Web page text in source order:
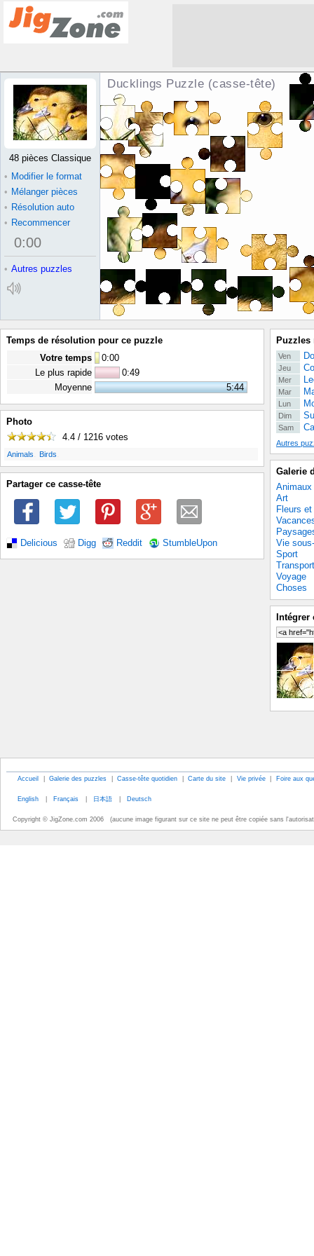
Ducklings Puzzle (casse-tête)
48 pièces Classique
• Modifier le format
• Mélanger pièces
• Résolution auto
• Recommencer
0:00
• Autres puzzles
Temps de résolution pour ce puzzle
Votre temps
0:00
Le plus rapide
0:49
Moyenne
5:44
Photo
4.4 / 1216 votes
Animals Birds
Partager ce casse-tête
Delicious Digg Reddit StumbleUpon
Puzzles
Ven
Jeu
Mer
Mar
Lun
Dim
Sam
Autres
Galerie
Animaux
Art
Fleurs
Vie
Sport
Transport
Voyage
Choses
Intégrer
Accueil | Galerie des puzzles | Casse-tête quotidien | Carte du site | Vie privée | Foire aux
English | Français | 日本語 | Deutsch
Copyright © JigZone.com 2006 (aucune image figurant sur ce site ne peut être copiée sans